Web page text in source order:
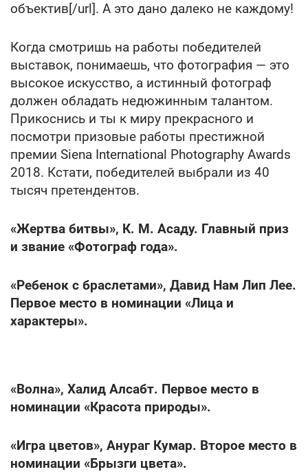
объектив[/url]. А это дано далеко не каждому!
Когда смотришь на работы победителей
выставок, понимаешь, что фотография — это
высокое искусство, а истинный фотограф
должен обладать недюжинным талантом.
Прикоснись и ты к миру прекрасного и
посмотри призовые работы престижной
премии Siena International Photography Awards
2018. Кстати, победителей выбрали из 40
тысяч претендентов.
«Жертва битвы», К. М. Асаду. Главный приз
и звание «Фотограф года».
«Ребенок с браслетами», Давид Нам Лип Лее.
Первое место в номинации «Лица и
характеры».
«Волна», Халид Алсабт. Первое место в
номинации «Красота природы».
«Игра цветов», Анураг Кумар. Второе место в
номинации «Брызги цвета».